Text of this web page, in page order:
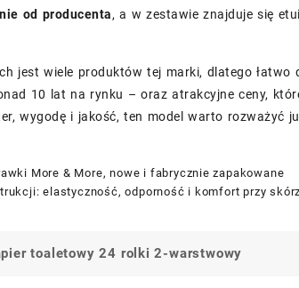
od producenta, a w zestawie znajduje się
jest wiele produktów tej marki, dlatego
10 lat na rynku – oraz atrakcyjne ceny,
wygodę i jakość, ten model warto rozważyć
More & More, nowe i fabrycznie zapakowane
elastyczność, odporność i komfort przy
toaletowy 24 rolki 2-warstwowy